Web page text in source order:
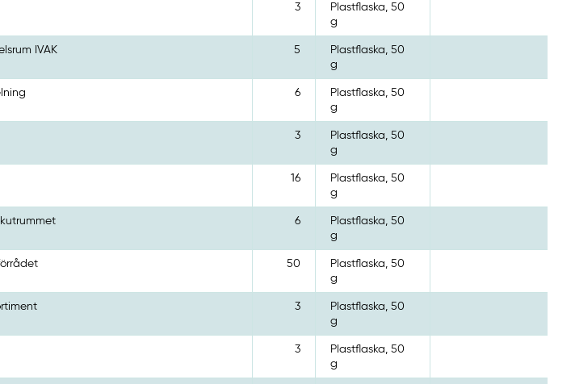
3
Plastflaska, 50
g
IVAK 5
Plastflaska, 50
g
6
Plastflaska, 50
g
3
Plastflaska, 50
g
16
Plastflaska, 50
g
6
Plastflaska, 50
g
50
Plastflaska, 50
g
3
Plastflaska, 50
g
3
Plastflaska, 50
g